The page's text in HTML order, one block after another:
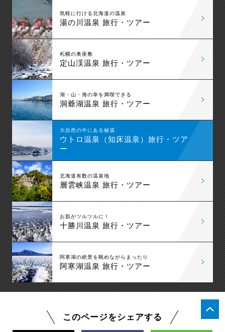
気軽に行ける北海道の温泉
湯の川温泉 旅行・ツアー
札幌の奥座敷
定山渓温泉 旅行・ツアー
湖・山・海の幸を満喫できる
洞爺湖温泉 旅行・ツアー
大自然の中にある秘湯
ウトロ温泉（知床温泉）旅行・ツア
ー
北海道有数の温泉地
層雲峡温泉 旅行・ツアー
お肌がツルツルに！
十勝川温泉 旅行・ツアー
阿寒湖の絶景を眺めながらまったり
阿寒湖温泉 旅行・ツアー
このページをシェアする